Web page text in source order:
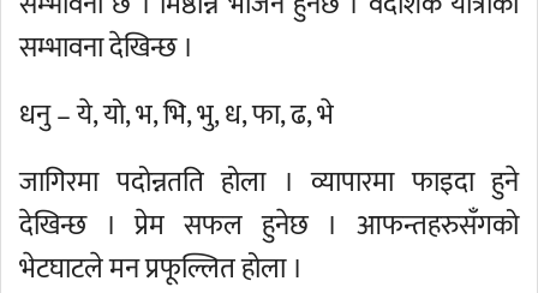
सम्भावना देखिन्छ ।
धनु – ये, यो, भ, भि, भु, ध, फा, ढ, भे
जागिरमा पदोन्नतति होला । व्यापारमा फाइदा हुने
देखिन्छ । प्रेम सफल हुनेछ । आफन्तहरुसँगको
भेटघाटले मन प्रफूल्लित होला ।